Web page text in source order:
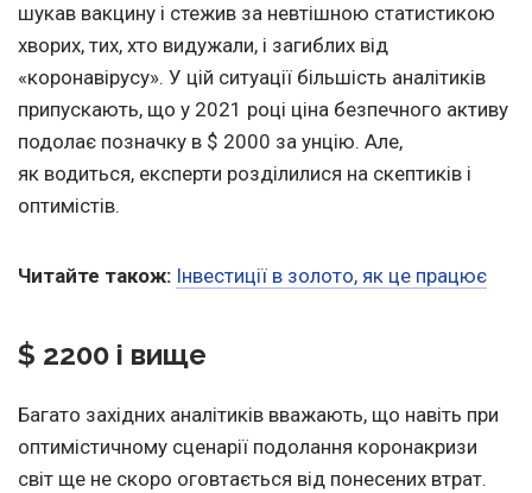
шукав вакцину і стежив за невтішною статистикою
хворих, тих, хто видужали, і загиблих від
«коронавірусу». У цій ситуації більшість аналітиків
припускають, що у 2021 році ціна безпечного активу
подолає позначку в $ 2000 за унцію. Але,
як водиться, експерти розділилися на скептиків і
оптимістів.
Читайте також: Інвестиції в золото, як це працює
$ 2200 і вище
Багато західних аналітиків вважають, що навіть при
оптимістичному сценарії подолання коронакризи
світ ще не скоро оговтається від понесених втрат.